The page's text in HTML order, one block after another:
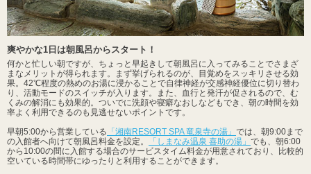
爽やかな1日は朝風呂からスタート！
何かと忙しい朝ですが、ちょっと早起きして朝風呂に入ってみることでさまざ
まなメリットが得られます。まず挙げられるのが、目覚めをスッキリさせる効
果。42℃程度の熱めのお湯に浸かることで自律神経が交感神経優位に切り替わ
り、活動モードのスイッチが入ります。また、血行と発汗が促されるので、む
くみの解消にも効果的。ついでに洗顔や寝癖なおしなどもでき、朝の時間を効
率よく利用できるのも見逃せないポイントです。
早朝5:00から営業している 「湘南RESORT SPA 竜泉寺の湯」 では、朝9:00まで
の入館者へ向けて朝風呂料金を設定。
「しまなみ温泉 喜助の湯」 でも、朝6:00
から10:00の間に入館する場合のサービスタイム料金が用意されており、比較的
空いている時間帯にゆったりと利用することができます。